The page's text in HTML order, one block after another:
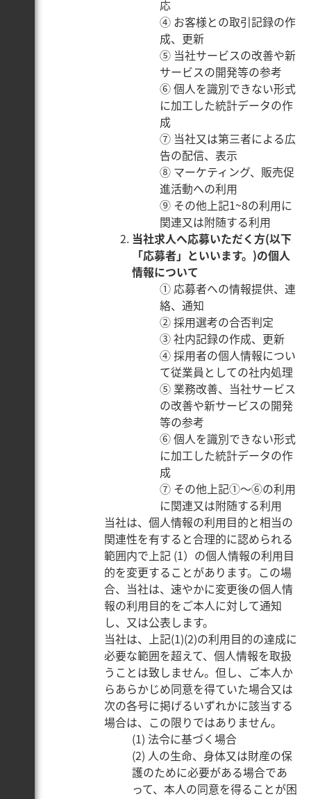
応
④ お客様との取引記録の作
成、更新
⑤ 当社サービスの改善や新
サービスの開発等の参考
⑥ 個人を識別できない形式
に加工した統計データの作
成
⑦ 当社又は第三者による広
告の配信、表示
⑧ マーケティング、販売促
進活動への利用
⑨ その他上記1~8の利用に
関連又は附随する利用
当社求人へ応募いただく方(以下
「応募者」といいます。)の個人
情報について
① 応募者への情報提供、連
絡、通知
② 採用選考の合否判定
③ 社内記録の作成、更新
④ 採用者の個人情報につい
て従業員としての社内処理
⑤ 業務改善、当社サービス
の改善や新サービスの開発
等の参考
⑥ 個人を識別できない形式
に加工した統計データの作
成
⑦ その他上記①～⑥の利用
に関連又は附随する利用
当社は、個人情報の利用目的と相当の
関連性を有すると合理的に認められる
範囲内で上記 (1）の個人情報の利用目
的を変更することがあります。この場
合、当社は、速やかに変更後の個人情
報の利用目的をご本人に対して通知
し、又は公表します。
当社は、上記(1)(2)の利用目的の達成に
必要な範囲を超えて、個人情報を取扱
うことは致しません。但し、ご本人か
らあらかじめ同意を得ていた場合又は
次の各号に掲げるいずれかに該当する
場合は、この限りではありません。
(1) 法令に基づく場合
(2) 人の生命、身体又は財産の保
護のために必要がある場合であ
って、本人の同意を得ることが困